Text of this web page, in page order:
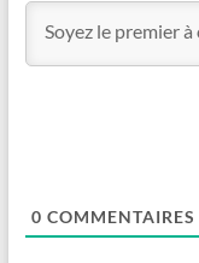
0 COMMENTAIRES